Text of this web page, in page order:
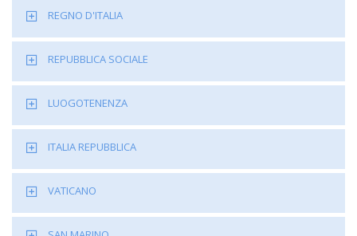
REGNO D'ITALIA
REPUBBLICA SOCIALE
LUOGOTENENZA
ITALIA REPUBBLICA
VATICANO